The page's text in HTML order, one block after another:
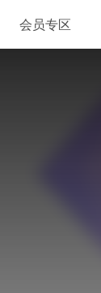
会员专区